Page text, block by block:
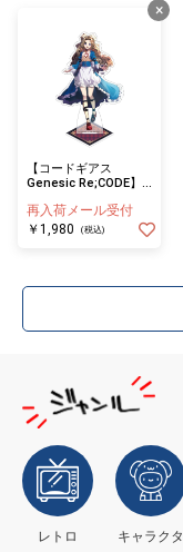
×
【コードギアス
Genesic Re;CODE】
ド ナナリー（不思議
の国）
再入荷メール受付
￥1,980
(税込)
レトロ
キャラクタ